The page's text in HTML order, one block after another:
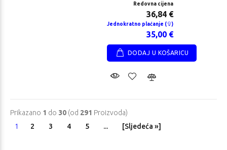
Redovna cijena
36,84 €
Jednokratno plaćanje ( )
35,00 €
DODAJ U KOŠARICU
Prikazano 1 do 30 (od 291 Proizvoda)
1
2 3 4 5 ... [Sljedeća »]